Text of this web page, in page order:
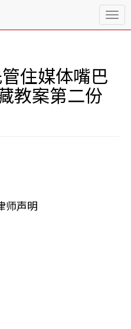
T
o
住媒体嘴巴
教案第二份
师声明